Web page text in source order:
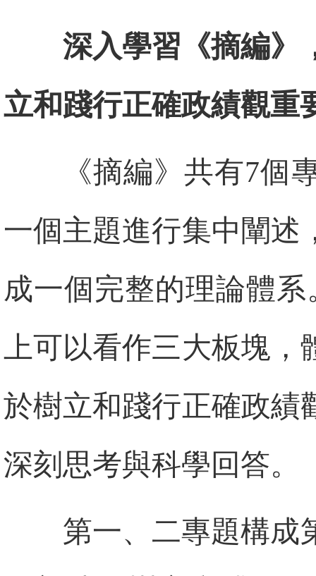
深入學習《摘編》
立和踐行正確政績觀重
《摘編》共有7個
一個主題進行集中闡述
成一個完整的理論體
上可以看作三大板塊
於樹立和踐行正確政績
深刻思考與科學回答。
第一、二專題構成